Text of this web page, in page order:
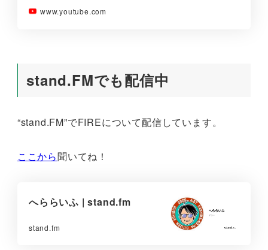
www.youtube.com
stand.FMでも配信中
“stand.FM”でFIREについて配信しています。
ここから聞いてね！
へららいふ | stand.fm
stand.fm